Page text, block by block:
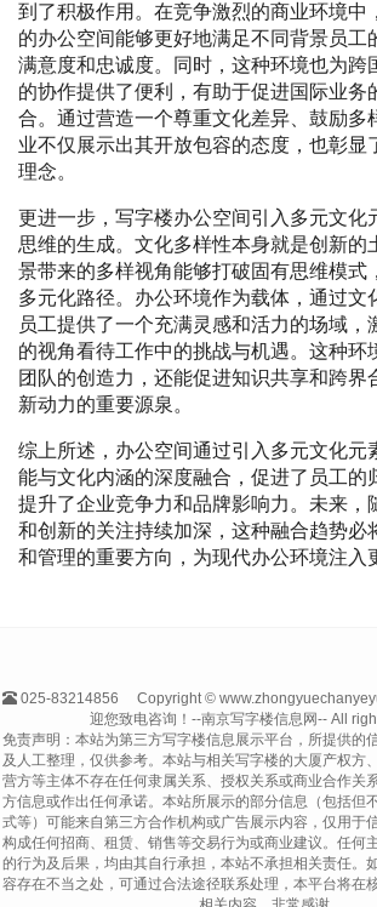
到了积极作用。在竞争激烈的商业环境中
的办公空间能够更好地满足不同背景员工
满意度和忠诚度。同时，这种环境也为跨
的协作提供了便利，有助于促进国际业务
合。通过营造一个尊重文化差异、鼓励多
业不仅展示出其开放包容的态度，也彰显
理念。
更进一步，写字楼办公空间引入多元文化
思维的生成。文化多样性本身就是创新的
景带来的多样视角能够打破固有思维模式
多元化路径。办公环境作为载体，通过文
员工提供了一个充满灵感和活力的场域，
的视角看待工作中的挑战与机遇。这种环
团队的创造力，还能促进知识共享和跨界
新动力的重要源泉。
综上所述，办公空间通过引入多元文化元
能与文化内涵的深度融合，促进了员工的
提升了企业竞争力和品牌影响力。未来，
和创新的关注持续加深，这种融合趋势必
和管理的重要方向，为现代办公环境注入
025-83214856
Copyright ©
迎您致电咨询！--南京写字楼信息网-- All
免责声明：本站为第三方写字楼信息展示平台，所提供的
及人工整理，仅供参考。本站与相关写字楼的大厦产权方
营方等主体不存在任何隶属关系、授权关系或商业合作关
方信息或作出任何承诺。本站所展示的部分信息（包括但
式等）可能来自第三方合作机构或广告展示内容，仅用于
构成任何招商、租赁、销售等交易行为或商业建议。任何
的行为及后果，均由其自行承担，本站不承担相关责任。
容存在不当之处，可通过合法途径联系处理，本平台将在